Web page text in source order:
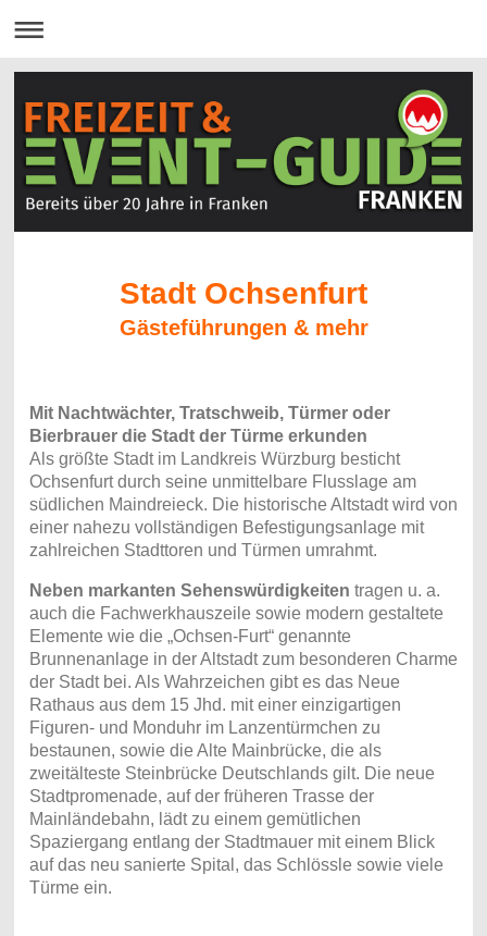
Stadt Ochsenfurt
Gästeführungen & mehr
Mit Nachtwächter, Tratschweib, Türmer oder
Bierbrauer die Stadt der Türme erkunden
Als größte Stadt im Landkreis Würzburg besticht
Ochsenfurt durch seine unmittelbare Flusslage am
südlichen Maindreieck. Die historische Altstadt wird von
einer nahezu vollständigen Befestigungsanlage mit
zahlreichen Stadttoren und Türmen umrahmt.
Neben markanten Sehenswürdigkeiten tragen u. a.
auch die Fachwerkhauszeile sowie modern gestaltete
Elemente wie die „Ochsen-Furt“ genannte
Brunnenanlage in der Altstadt zum besonderen Charme
der Stadt bei. Als Wahrzeichen gibt es das Neue
Rathaus aus dem 15 Jhd. mit einer einzigartigen
Figuren- und Monduhr im Lanzentürmchen zu
bestaunen, sowie die Alte Mainbrücke, die als
zweitälteste Steinbrücke Deutschlands gilt. Die neue
Stadtpromenade, auf der früheren Trasse der
Mainländebahn, lädt zu einem gemütlichen
Spaziergang entlang der Stadtmauer mit einem Blick
auf das neu sanierte Spital, das Schlössle sowie viele
Türme ein.